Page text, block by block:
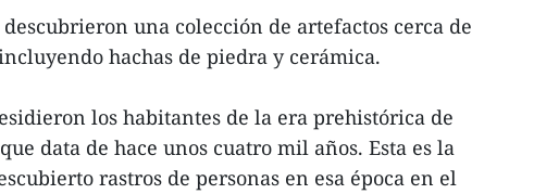
una colección de artefactos cerca de
hachas de piedra y cerámica.
los habitantes de la era prehistórica de
data de hace unos cuatro mil años. Esta es la
rastros de personas en esa época en el